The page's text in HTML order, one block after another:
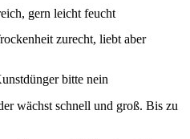
gern leicht feucht
zurecht, liebt aber
bitte nein
wächst schnell und groß. Bis zu